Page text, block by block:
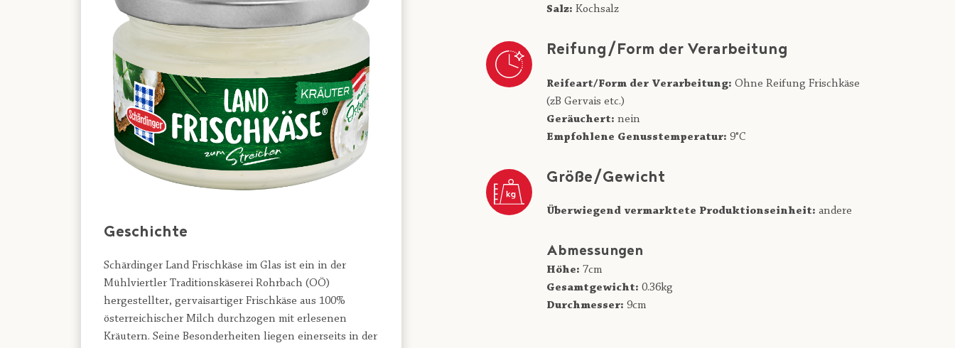
Geschichte
Schärdinger Land Frischkäse im Glas ist ein in der
Mühlviertler Traditionskäserei Rohrbach (OÖ)
hergestellter, gervaisartiger Frischkäse aus 100%
österreichischer Milch durchzogen mit erlesenen
Kräutern. Seine Besonderheiten liegen einerseits in der
Salz: Kochsalz
Reifung/Form der Verarbeitung
Reifeart/Form der Verarbeitung: Ohne Reifung Frischkäse
(zB Gervais etc.)
Geräuchert: nein
Empfohlene Genusstemperatur: 9°C
Größe/Gewicht
Überwiegend vermarktete Produktionseinheit: andere
Abmessungen
Höhe: 7cm
Gesamtgewicht: 0.36kg
Durchmesser: 9cm